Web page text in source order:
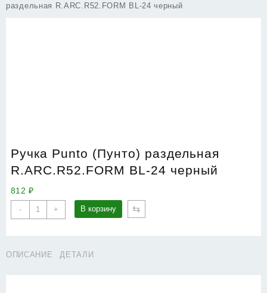
раздельная R.ARC.R52.FORM BL-24 черный
Ручка Punto (Пунто) раздельная
R.ARC.R52.FORM BL-24 черный
812₽
-
Количество
товара
(Пунто)
+ В корзину ⇆
ОПИСАНИЕ ДЕТАЛИ